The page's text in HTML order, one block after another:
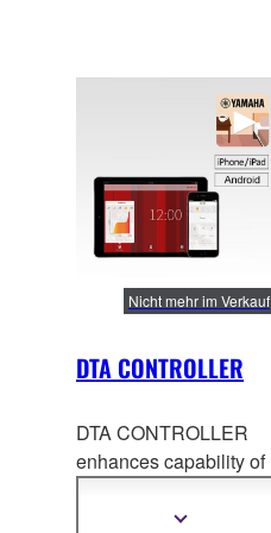
DTA CONTROLLER
Nicht mehr im Verkauf
DTA CONTROLLER
enhances capability of
Audio system.Mehr